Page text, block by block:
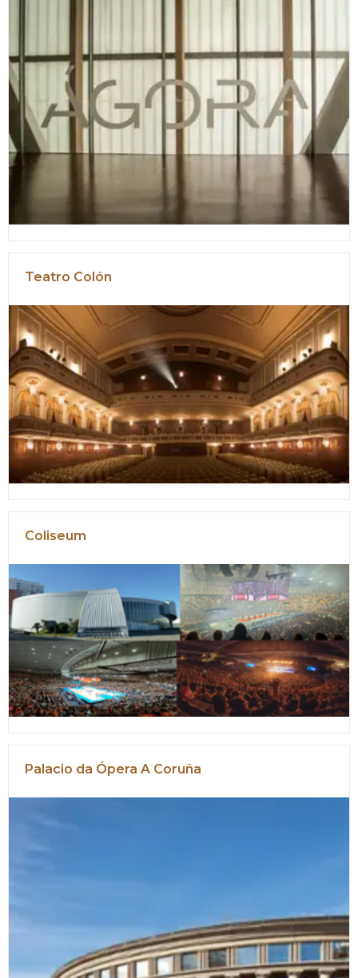
Teatro Colón
Coliseum
Palacio da Ópera A Coruña